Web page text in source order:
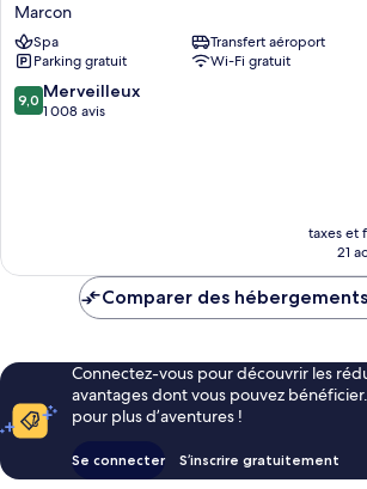
Hotel
Marcon
Marcon
Spa
Transfert aéroport
Parking gratuit
Wi-Fi gratuit
9.0
sur
9,0 Merveilleux
1 008 avis
taxes et
21
Comparer des
Connectez-vous pour découvrir les
avantages dont vous pouvez
pour plus d’aventures !
Se connecter S’inscrire gratuitement